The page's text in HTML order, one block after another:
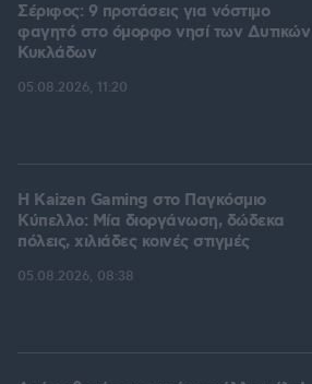
Σέριφος: 9 προτάσεις για νόστιμο
φαγητό στο όμορφο νησί των Δυτικών
Κυκλάδων
05.08.2026, 11:20
H Kaizen Gaming στο Παγκόσμιο
Kύπελλο: Μία διοργάνωση, δώδεκα
πόλεις, χιλιάδες κοινές στιγμές
05.08.2026, 08:38